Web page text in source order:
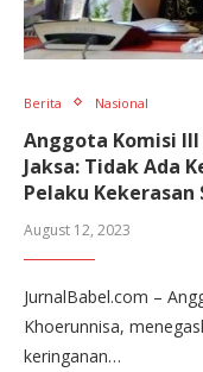
Berita Nasional
Anggota Komisi III
Jaksa: Tidak Ada
Pelaku Kekerasan
August 12, 2023
JurnalBabel.com –
Khoerunnisa,
keringanan…